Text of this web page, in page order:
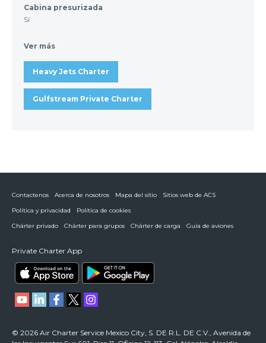
Cabina presurizada
Sí
Ver más
Heavy Jets Charter
Gulfstream Private Charter
Contactenos Acerca de nosotros Mapa del sitio
Sitios web de ACS
Política y privacidad
Política de cookies
Chárter privado
Chárter para grupos Chárter de carga Guía de aviones
Private Charter App
© 2026 Air Charter Service Mexico City, S. DE R.L. DE C.V., Avenida de